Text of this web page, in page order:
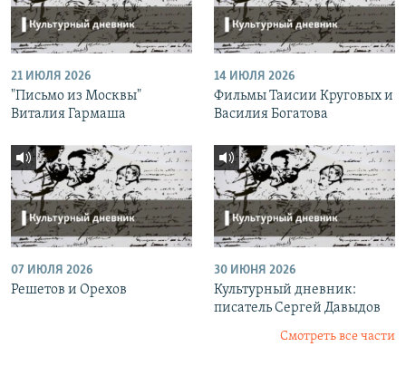
21 ИЮЛЯ 2026
"Письмо из Москвы"
Виталия Гармаша
14 ИЮЛЯ 2026
Фильмы Таисии Круговых и
Василия Богатова
07 ИЮЛЯ 2026
Решетов и Орехов
30 ИЮНЯ 2026
Культурный дневник:
писатель Сергей Давыдов
Смотреть все части